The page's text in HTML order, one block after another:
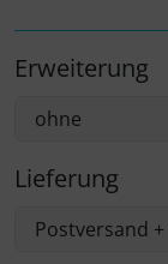
Erweiterung
Lieferung
Schmuck
Taschen